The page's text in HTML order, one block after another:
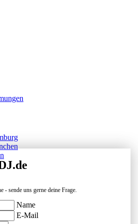
sende uns gerne deine Frage.
Name
E-Mail